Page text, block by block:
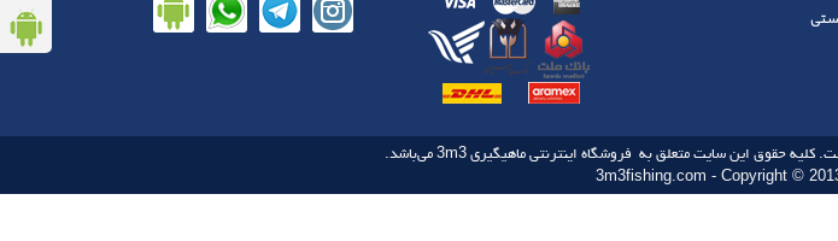
کلیه حقوق این سایت متعلق به فروشگاه اینترنتی ماهیگیری‌‌ 3m3 می‌باشد.
3m3fishing.com - Copyright ©